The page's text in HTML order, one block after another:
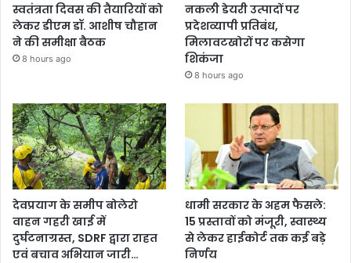
स्वतंत्रता दिवस की तैयारियों को
लेकर डीएम डॉ. आशीष चौहान
ने की समीक्षा बैठक
8 hours ago
नकली डेयरी उत्पादों पर
प्रदेशव्यापी प्रतिबंध,
मिलावटखोरों पर कसेगा
शिकंजा
8 hours ago
देवप्रयाग के समीप बोलेरो
वाहन गहरी खाई में
दुर्घटनाग्रस्त, SDRF द्वारा राहत
एवं बचाव अभियान जारी…
धामी सरकार के अहम फैसले:
15 प्रस्तावों को मंजूरी, स्वास्थ्य
से लेकर हाईकोर्ट तक कई बड़े
निर्णय